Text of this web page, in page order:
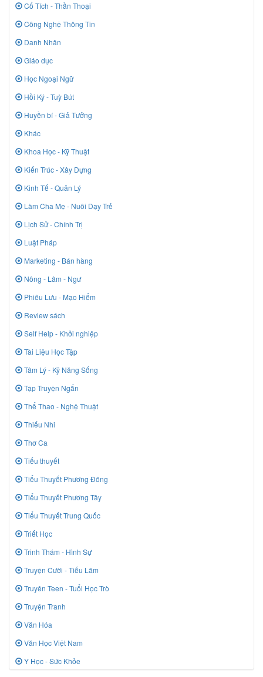
Cổ Tích - Thần Thoại
Công Nghệ Thông Tin
Danh Nhân
Giáo dục
Học Ngoại Ngữ
Hồi Ký - Tuỳ Bút
Huyền bí - Giả Tưởng
Khác
Khoa Học - Kỹ Thuật
Kiến Trúc - Xây Dựng
Kinh Tế - Quản Lý
Làm Cha Mẹ - Nuôi Dạy Trẻ
Lịch Sử - Chính Trị
Luật Pháp
Marketing - Bán hàng
Nông - Lâm - Ngư
Phiêu Lưu - Mạo Hiểm
Review sách
Self Help - Khởi nghiệp
Tài Liệu Học Tập
Tâm Lý - Kỹ Năng Sống
Tập Truyện Ngắn
Thể Thao - Nghệ Thuật
Thiếu Nhi
Thơ Ca
Tiểu thuyết
Tiểu Thuyết Phương Đông
Tiểu Thuyết Phương Tây
Tiểu Thuyết Trung Quốc
Triết Học
Trinh Thám - Hình Sự
Truyện Cười - Tiếu Lâm
Truyên Teen - Tuổi Học Trò
Truyện Tranh
Văn Hóa
Văn Học Việt Nam
Y Học - Sức Khỏe